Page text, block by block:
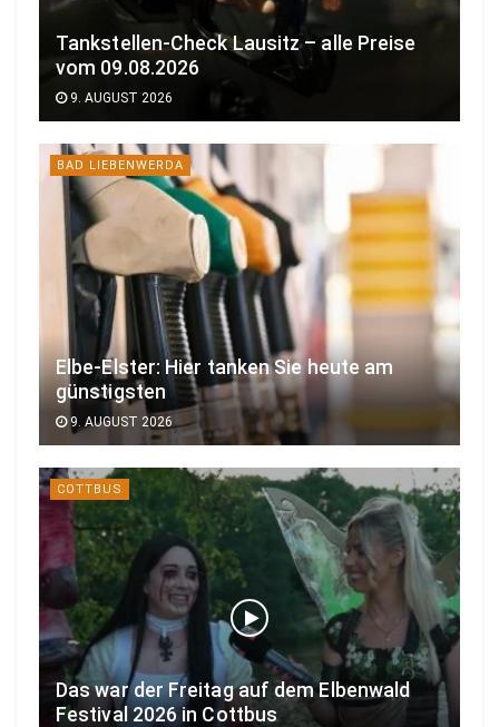
Tankstellen-Check Lausitz – alle Preise
vom 09.08.2026
9. AUGUST 2026
BAD LIEBENWERDA
Elbe-Elster: Hier tanken Sie heute am
günstigsten
9. AUGUST 2026
COTTBUS
Das war der Freitag auf dem Elbenwald
Festival 2026 in Cottbus